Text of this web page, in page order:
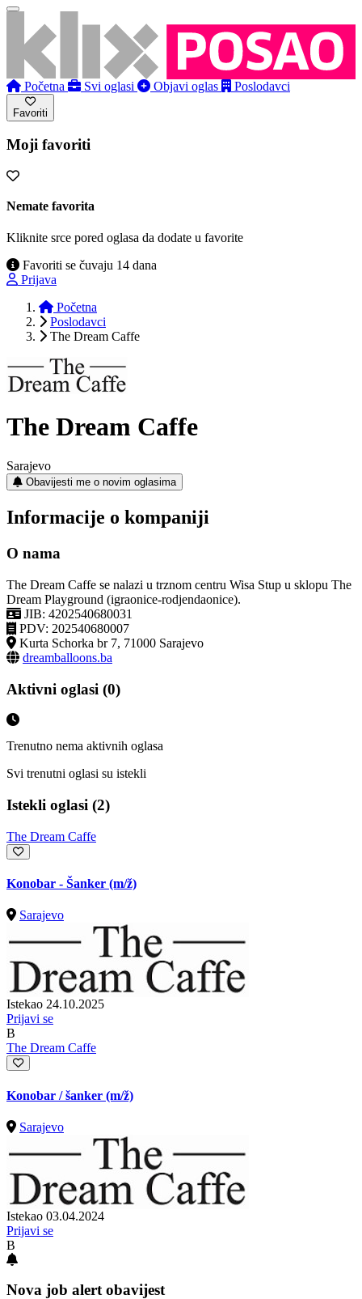
Početna Svi oglasi Objavi oglas Poslodavci
Favoriti
Moji favoriti
Nemate favorita
Kliknite srce pored oglasa da dodate u favorite
Favoriti se čuvaju 14 dana
Prijava
Početna
Poslodavci
The Dream Caffe
The Dream Caffe
Sarajevo
Obavijesti me o novim oglasima
Informacije o kompaniji
O nama
The Dream Caffe se nalazi u trznom centru Wisa Stup u sklopu The
Dream Playground (igraonice-rodjendaonice).
JIB: 4202540680031
PDV: 202540680007
Kurta Schorka br 7, 71000 Sarajevo
dreamballoons.ba
Aktivni oglasi (0)
Trenutno nema aktivnih oglasa
Svi trenutni oglasi su istekli
Istekli oglasi (2)
The Dream Caffe
Konobar - Šanker (m/ž)
Sarajevo
Istekao 24.10.2025
Prijavi se
B
The Dream Caffe
Konobar / šanker (m/ž)
Sarajevo
Istekao 03.04.2024
Prijavi se
B
Nova job alert obavijest